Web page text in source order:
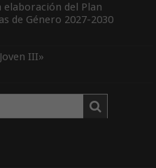
elaboración del Plan
de Género 2027-2030
III»